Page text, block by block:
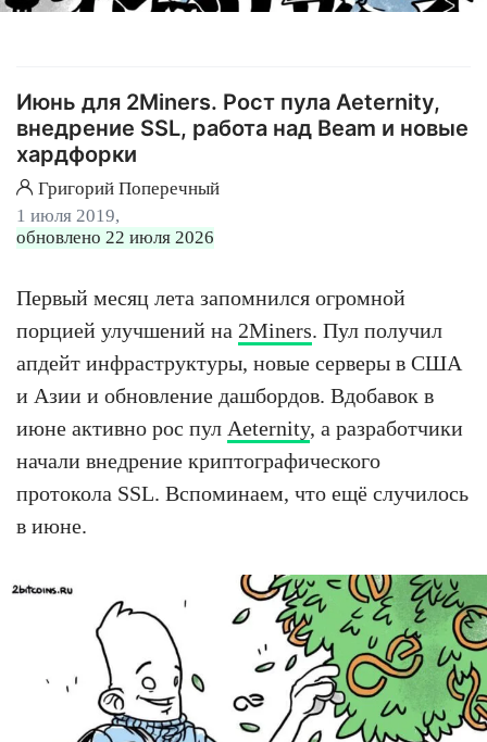
Июнь для 2Miners. Рост пула Aeternity,
внедрение SSL, работа над Beam и новые
хардфорки
Григорий Поперечный
1 июля 2019,
обновлено 22 июля 2026
Первый месяц лета запомнился огромной
порцией улучшений на 2Miners. Пул получил
апдейт инфраструктуры, новые серверы в США
и Азии и обновление дашбордов. Вдобавок в
июне активно рос пул Aeternity, а разработчики
начали внедрение криптографического
протокола SSL. Вспоминаем, что ещё случилось
в июне.